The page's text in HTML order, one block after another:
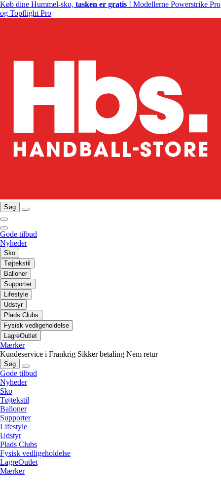
Køb dine Hummel-sko, tasken er gratis ! Modellerne Powerstrike Pro
og Topflight Pro
Søg
Gode tilbud
Nyheder
Sko
Tøjtekstil
Balloner
Supporter
Lifestyle
Udstyr
Plads Clubs
Fysisk vedligeholdelse
LagreOutlet
Mærker
Kundeservice i Frankrig Sikker betaling Nem retur
Søg
Gode tilbud
Nyheder
Sko
Tøjtekstil
Balloner
Supporter
Lifestyle
Udstyr
Plads Clubs
Fysisk vedligeholdelse
LagreOutlet
Mærker